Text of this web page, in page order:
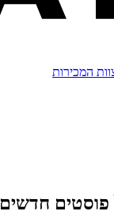
המכירות
פוסטים חדשים